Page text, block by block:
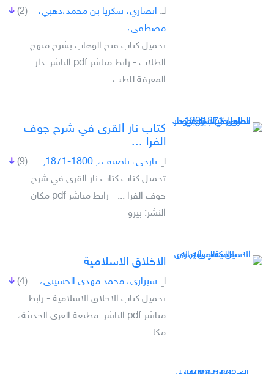
(2) لـِ: انصاري، سكريا بن محمد،ذهبي،
مصطفى،
تحميل كتاب فتح الوهاب بشرح منهج
الطلاب - رابط مباشر pdf الناشر: دار
المعرفة للطب
كتاب نار القرى في شرح جوف
الفرا ...
(9) لـِ: يازجي، ناصيف،, 1800-1871,
تحميل كتاب كتاب نار القرى في شرح
جوف الفرا ... - رابط مباشر pdf مكان
النشر: بيرو
الاخلاق الاسلامية
(4) لـِ: شيرازي، محمد مهدي الحسيني،
تحميل كتاب الاخلاق الاسلامية - رابط
مباشر pdf الناشر: مطبعة الغري الحديثة،
مكا